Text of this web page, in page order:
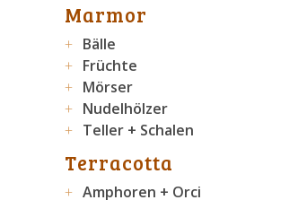
Marmor
Bälle
Früchte
Mörser
Nudelhölzer
Teller + Schalen
Terracotta
Amphoren + Orci